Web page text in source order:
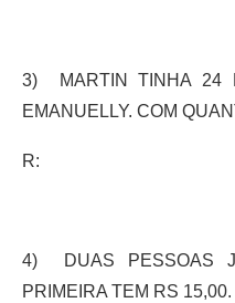
3) MARTIN TINHA 24
EMANUELLY. COM
R:
4) DUAS PESSOAS
PRIMEIRA TEM RS